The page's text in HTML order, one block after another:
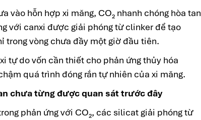
vào hỗn hợp xi măng, CO₂ nhanh chóng hòa tan
với canxi được giải phóng từ clinker để tạo
trong vòng chưa đầy một giờ đầu tiên.
tự do vốn cần thiết cho phản ứng thủy hóa
quá trình đóng rắn tự nhiên của xi măng.
chưa từng được quan sát trước đây
phản ứng với CO₂, các silicat giải phóng từ